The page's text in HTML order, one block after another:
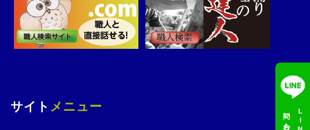
サイト メニュー